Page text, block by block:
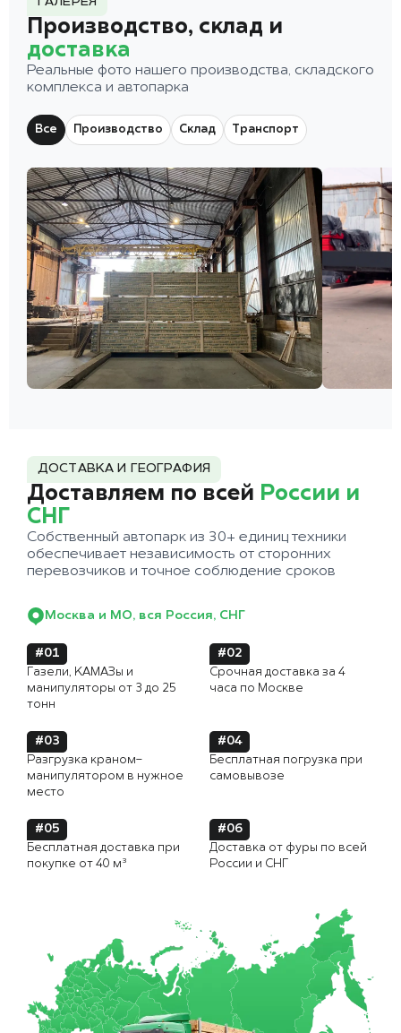
Производство, склад и
доставка
Реальные фото нашего производства, складского
комплекса и автопарка
Все Производство Склад Транспорт
ДОСТАВКА И ГЕОГРАФИЯ
Доставляем по всей России и
СНГ
Собственный автопарк из 30+ единиц техники
обеспечивает независимость от сторонних
перевозчиков и точное соблюдение сроков
Москва и МО, вся Россия, СНГ
#01
Газели, КАМАЗы и
манипуляторы от 3 до 25
тонн
#02
Срочная доставка за 4
часа по Москве
#03
Разгрузка краном-
манипулятором в нужное
место
#04
Бесплатная погрузка при
самовывозе
#05
Бесплатная доставка при
покупке от 40 м³
#06
Доставка от фуры по всей
России и СНГ